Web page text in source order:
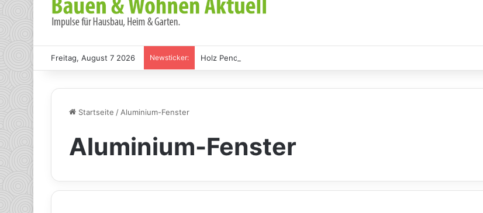
Freitag, August 7 2026 Newsticker: Holz Pendelleuchten: Eleganz und Nachhaltigkeit für Ihr Zuhause
Startseite /Aluminium-Fenster
Aluminium-Fenster